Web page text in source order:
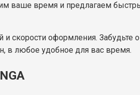
ваше время и предлагаем
скорости оформления. Забудьте
в любое удобное для вас время.